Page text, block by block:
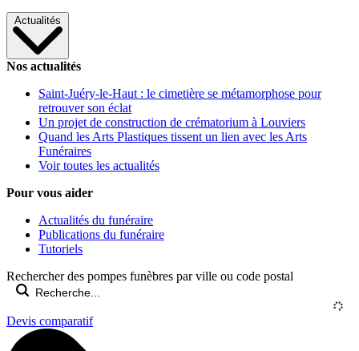
Actualités
Nos actualités
Saint-Juéry-le-Haut : le cimetière se métamorphose pour
retrouver son éclat
Un projet de construction de crématorium à Louviers
Quand les Arts Plastiques tissent un lien avec les Arts
Funéraires
Voir toutes les actualités
Pour vous aider
Actualités du funéraire
Publications du funéraire
Tutoriels
Rechercher des pompes funèbres par ville ou code postal
Devis comparatif